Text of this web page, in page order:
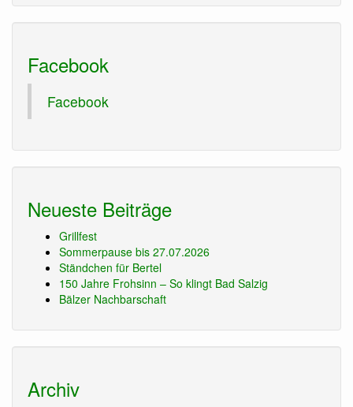
Facebook
Facebook
Neueste Beiträge
Grillfest
Sommerpause bis 27.07.2026
Ständchen für Bertel
150 Jahre Frohsinn – So klingt Bad Salzig
Bälzer Nachbarschaft
Archiv